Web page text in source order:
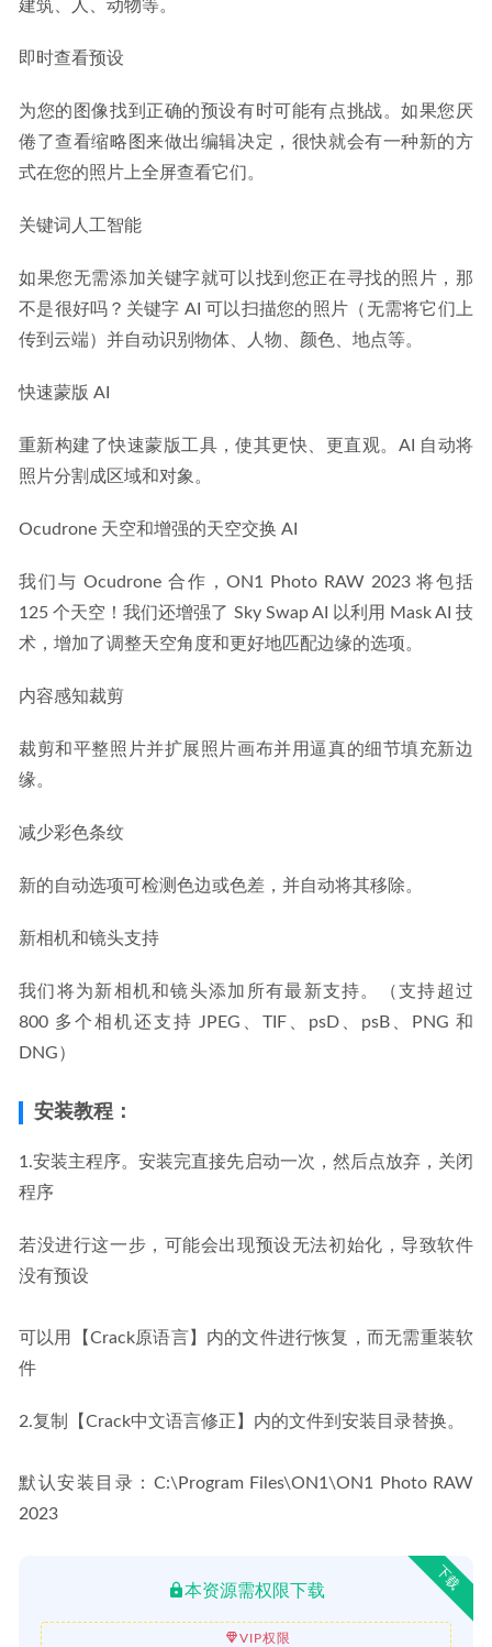
建筑、人、动物等。
即时查看预设
为您的图像找到正确的预设有时可能有点挑战。如果您厌
倦了查看缩略图来做出编辑决定，很快就会有一种新的方
式在您的照片上全屏查看它们。
关键词人工智能
如果您无需添加关键字就可以找到您正在寻找的照片，那
不是很好吗？关键字 AI 可以扫描您的照片（无需将它们上
传到云端）并自动识别物体、人物、颜色、地点等。
快速蒙版 AI
重新构建了快速蒙版工具，使其更快、更直观。AI 自动将
照片分割成区域和对象。
Ocudrone 天空和增强的天空交换 AI
我们与 Ocudrone 合作，ON1 Photo RAW 2023 将包括
125 个天空！我们还增强了 Sky Swap AI 以利用 Mask AI 技
术，增加了调整天空角度和更好地匹配边缘的选项。
内容感知裁剪
裁剪和平整照片并扩展照片画布并用逼真的细节填充新边
缘。
减少彩色条纹
新的自动选项可检测色边或色差，并自动将其移除。
新相机和镜头支持
我们将为新相机和镜头添加所有最新支持。（支持超过
800 多个相机还支持 JPEG、TIF、psD、psB、PNG 和
DNG）
安装教程：
1.安装主程序。安装完直接先启动一次，然后点放弃，关闭
程序
若没进行这一步，可能会出现预设无法初始化，导致软件
没有预设
可以用【Crack原语言】内的文件进行恢复，而无需重装软
件
2.复制【Crack中文语言修正】内的文件到安装目录替换。
默认安装目录：C:\Program Files\ON1\ON1 Photo RAW
2023
下载
本资源需权限下载
VIP权限